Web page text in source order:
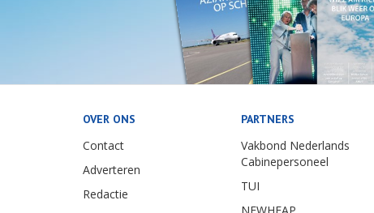
OVER ONS
Contact
Adverteren
Redactie
PARTNERS
Vakbond Nederlands
Cabinepersoneel
TUI
NEWHEAP